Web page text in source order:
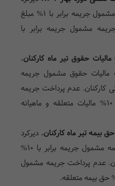
در ارسال گزارش فصلی مشمول جریمه برابر با 1% مبلغ
مشمول جریمه برابر با
مالیات حقوق مشمول جریمه
کارکنان. عدم پرداخت جریمه
مشمول جریمه برابر با 10% مالیات متعلقه و ماهیانه
دیرکرد
در ارسال لیست حق بیمه مشمول جریمه برابر با 10%
عدم پرداخت جریمه مشمول